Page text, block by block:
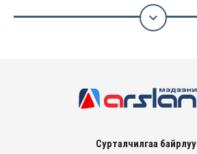

Сурталчилгаа